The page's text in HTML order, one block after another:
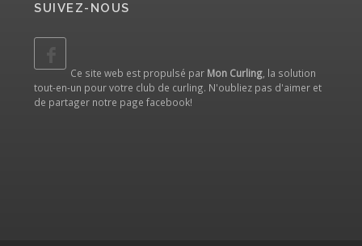
SUIVEZ-NOUS
Ce site web est propulsé par Mon Curling , la solution
tout-en-un pour votre club de curling. N'oubliez pas d'aimer et
de partager notre page facebook!